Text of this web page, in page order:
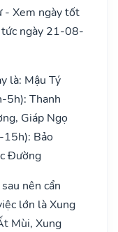
- Xem ngày tốt
ngày 21-08-
là: Mậu Tý
5h): Thanh
Giáp Ngọ
Bảo
Đường
nên cẩn
lớn là Xung
Mùi, Xung